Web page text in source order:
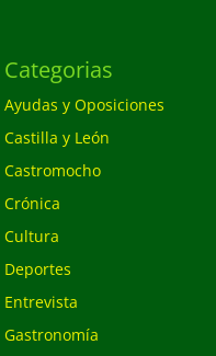
Categorias
Ayudas y Oposiciones
Castilla y León
Castromocho
Crónica
Cultura
Deportes
Entrevista
Gastronomía